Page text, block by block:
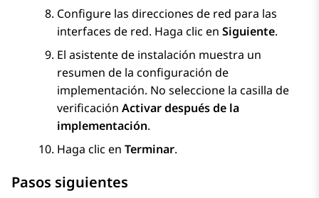
Configure las direcciones de red para las
interfaces de red. Haga clic en Siguiente.
El asistente de instalación muestra un
resumen de la configuración de
implementación. No seleccione la casilla de
verificación Activar después de la
implementación.
Haga clic en Terminar.
Pasos siguientes